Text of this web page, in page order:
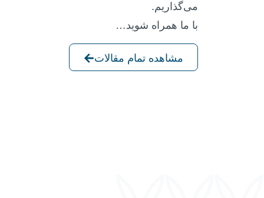
می‌گذاریم.
با ما همراه شوید…
مشاهده تمام مقالات